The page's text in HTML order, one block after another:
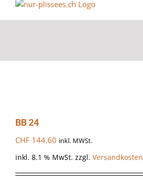
BB 24
CHF 144.60 inkl. MWSt.
inkl. 8.1 % MwSt. zzgl. Versandkosten